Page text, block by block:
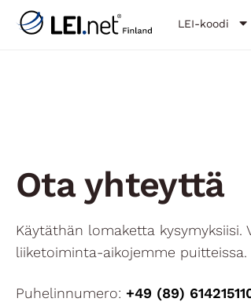
LEI-koodi
Ota yhteyttä
Käytäthän lomaketta kysymyksiisi.
liiketoiminta-aikojemme puitteissa.
Puhelinnumero: +49 (89)